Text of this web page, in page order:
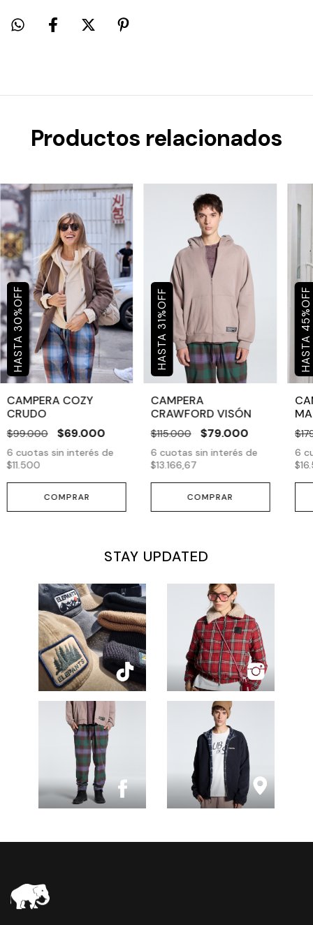
Productos relacionados
30
%
OFF
CAMPERA COZY
CRUDO
$99.000 $69.000
6 cuotas sin interés de
$11.500
COMPRAR
31
%
OFF
CAMPERA
CRAWFORD VISÓN
$115.000 $79.000
6 cuotas sin interés de
$13.166,67
COMPRAR
45
%
OFF
6
STAY UPDATED